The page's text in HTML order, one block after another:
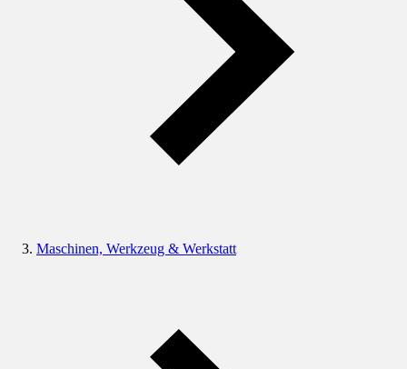
Maschinen, Werkzeug & Werkstatt